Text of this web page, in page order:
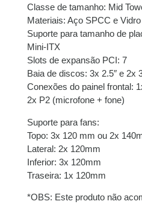
juros
Classe de tamanho: Mid
Materiais: Aço SPCC e
Suporte para tamanho de
Mini-ITX
Slots de expansão PCI: 7
Baia de discos: 3x 2.5″ e 2x
Conexões do painel frontal:
2x P2 (microfone + fone)
Suporte para fans:
Topo: 3x 120 mm ou 2x
Lateral: 2x 120mm
Inferior: 3x 120mm
Traseira: 1x 120mm
*OBS: Este produto não